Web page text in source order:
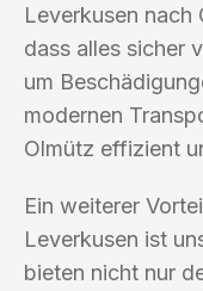
Leverkusen nach
dass alles sicher
um
modernen
Olmütz effizient
Ein weiterer
Leverkusen ist
bieten nicht nur